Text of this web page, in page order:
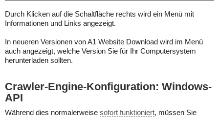
Durch Klicken auf die Schaltfläche rechts wird ein Menü mit
Informationen und Links angezeigt.
In neueren Versionen von A1 Website Download wird im Menü
auch angezeigt, welche Version Sie für Ihr Computersystem
herunterladen sollten.
Crawler-Engine-Konfiguration: Windows-
API
Während dies normalerweise sofort funktioniert, müssen Sie